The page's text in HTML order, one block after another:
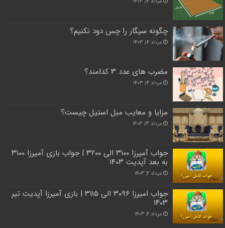
چگونه سیگار را چس دود نکنیم؟
مرداد ۱۴, ۱۴۰۳
مضرب های عدد ۳ کدامند؟
مرداد ۱۴, ۱۴۰۳
مزایا و معایب مبل استیل چیست؟
مرداد ۱۳, ۱۴۰۳
جواب آمیرزا ۳۱۰۰ الی ۳۲۰۰ | جواب بازی آمیرزا ۳۱۰۰
به بعد آپدیت ۱۴۰۳
مرداد ۴, ۱۴۰۳
جواب امیرزا ۳۰۹۶ الی ۳۱۱۵ | بازی آمیرزا آپدیت تیر
۱۴۰۳
مرداد ۴, ۱۴۰۳